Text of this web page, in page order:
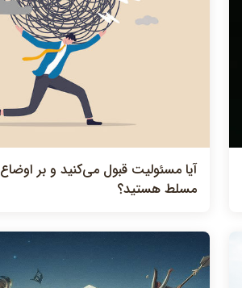
آيا مسئولیت‌ قبول مي‌كنيد و بر اوضاع
مسلط هستید؟